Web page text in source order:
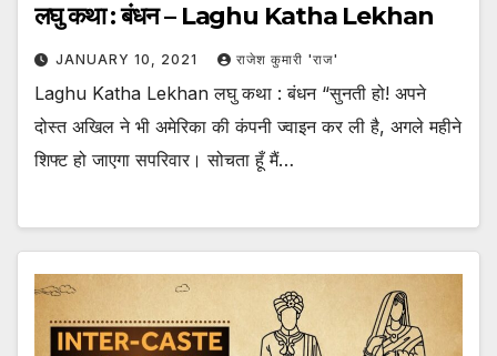
लघु कथा : बंधन – Laghu Katha Lekhan
JANUARY 10, 2021 राजेश कुमारी 'राज'
Laghu Katha Lekhan लघु कथा : बंधन “सुनती हो! अपने
दोस्त अखिल ने भी अमेरिका की कंपनी ज्वाइन कर ली है, अगले महीने
शिफ्ट हो जाएगा सपरिवार। सोचता हूँ मैं…